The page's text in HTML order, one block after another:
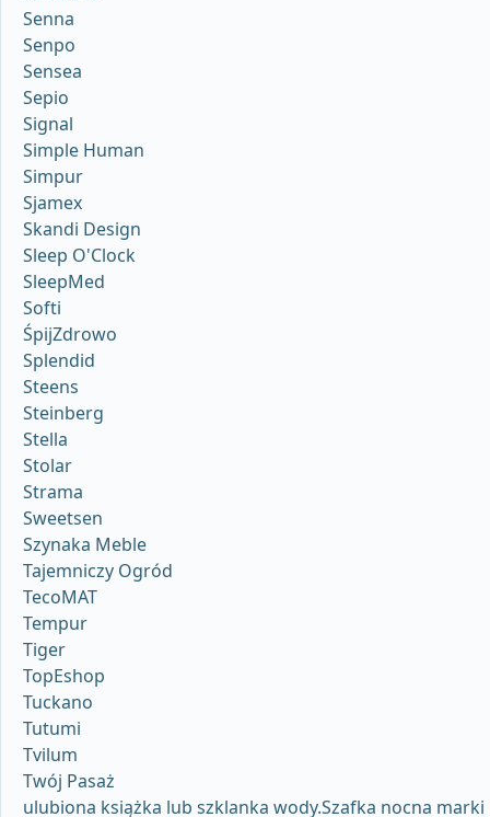
Senna
Senpo
Sensea
Sepio
Signal
Simple Human
Simpur
Sjamex
Skandi Design
Sleep O'Clock
SleepMed
Softi
ŚpijZdrowo
Splendid
Steens
Steinberg
Stella
Stolar
Strama
Sweetsen
Szynaka Meble
Tajemniczy Ogród
TecoMAT
Tempur
Tiger
TopEshop
Tuckano
Tutumi
Tvilum
Twój Pasaż
ulubiona książka lub szklanka wody.Szafka nocna marki